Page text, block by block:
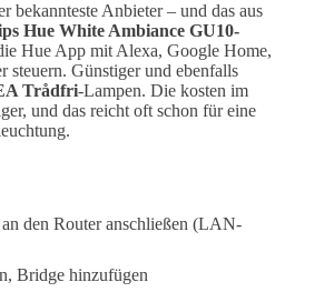
bekannteste Anbieter – und das aus
Hue White Ambiance GU10-
Hue App mit Alexa, Google Home,
steuern. Günstiger und ebenfalls
Trådfri-Lampen. Die kosten im
und das reicht oft schon für eine
den Router anschließen (LAN-
Bridge hinzufügen